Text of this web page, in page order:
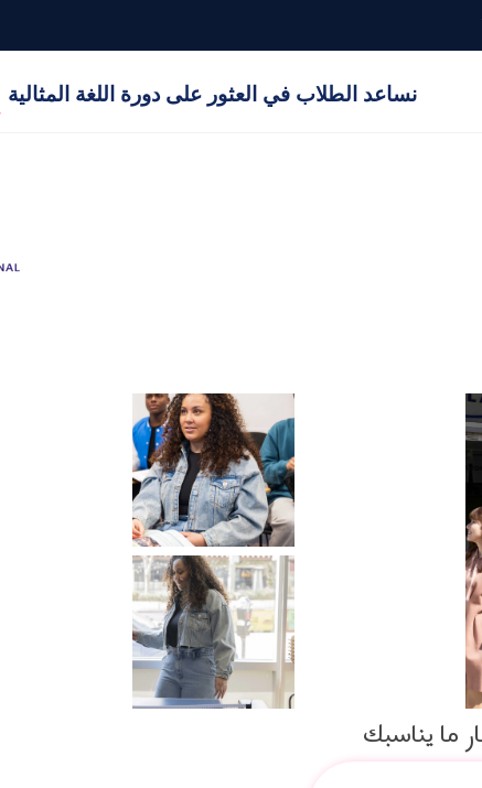
نساعد الطلاب في العثور على دورة اللغة المثالية
ما يناسبك